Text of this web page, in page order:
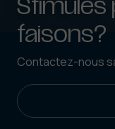
Stimulés
faisons?
Contactez-nous